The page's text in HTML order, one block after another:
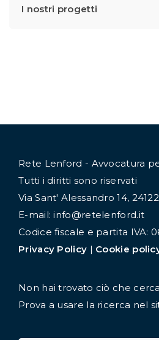
I nostri progetti
Rete Lenford - Avvocatura
Tutti i diritti sono riservati
Via Sant' Alessandro 14,
E-mail: info@retelenford.it
Codice fiscale e partita IVA:
Privacy Policy | Cookie
Non hai trovato ciò che
Prova a usare la ricerca nel